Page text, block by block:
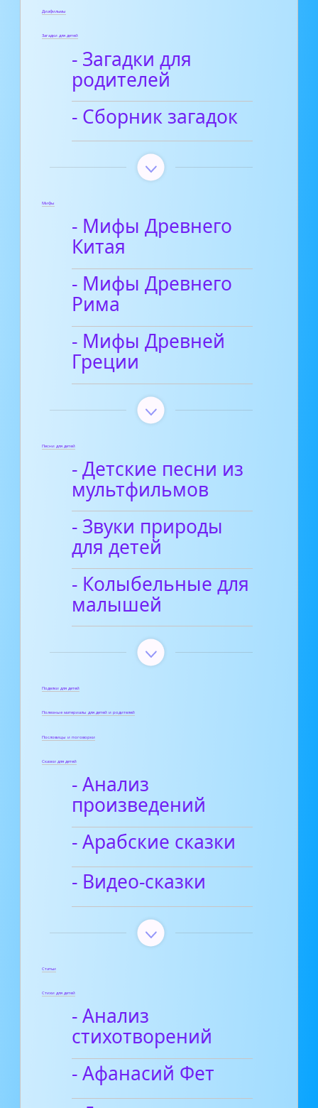
Диафильмы
Загадки для детей
- Загадки для
родителей
- Сборник загадок
Мифы
- Мифы Древнего
Китая
- Мифы Древнего
Рима
- Мифы Древней
Греции
Песни для детей
- Детские песни из
мультфильмов
- Звуки природы
для детей
- Колыбельные для
малышей
Поделки для детей
Полезные материалы для детей и родителей
Пословицы и поговорки
Сказки для детей
- Анализ
произведений
- Арабские сказки
- Видео-сказки
Статьи
Стихи для детей
- Анализ
стихотворений
- Афанасий Фет